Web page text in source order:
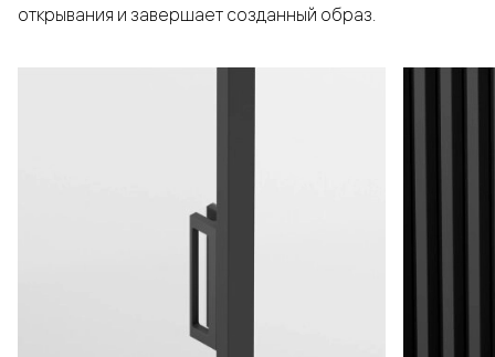
открывания и завершает созданный образ.